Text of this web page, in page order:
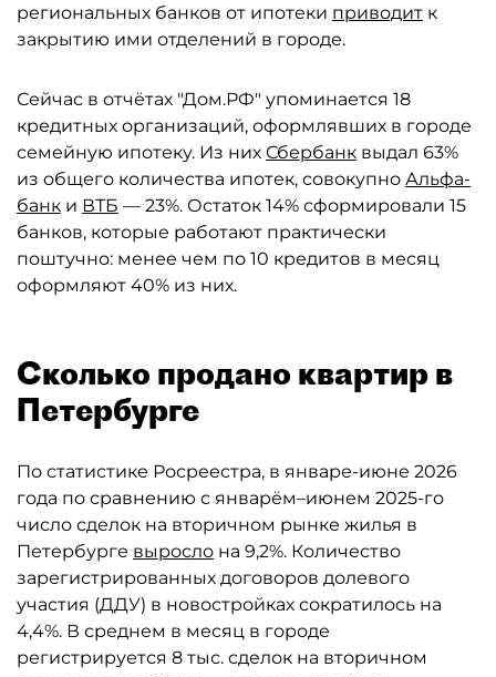
региональных банков от ипотеки приводит к
закрытию ими отделений в городе.
Сейчас в отчётах "Дом.РФ" упоминается 18
кредитных организаций, оформлявших в городе
семейную ипотеку. Из них Сбербанк выдал 63%
из общего количества ипотек, совокупно Альфа-
банк и ВТБ — 23%. Остаток 14% сформировали 15
банков, которые работают практически
поштучно: менее чем по 10 кредитов в месяц
оформляют 40% из них.
Сколько продано квартир в
Петербурге
По статистике Росреестра, в январе-июне 2026
года по сравнению с январём–июнем 2025-го
число сделок на вторичном рынке жилья в
Петербурге выросло на 9,2%. Количество
зарегистрированных договоров долевого
участия (ДДУ) в новостройках сократилось на
4,4%. В среднем в месяц в городе
регистрируется 8 тыс. сделок на вторичном